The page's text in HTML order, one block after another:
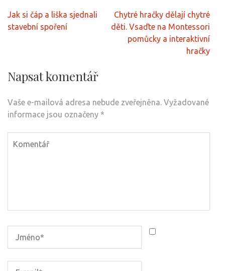
Navigace
pro
Jak si čáp a liška sjednali
stavební spoření
Chytré hračky dělají chytré
děti. Vsaďte na Montessori
pomůcky a interaktivní
hračky
Napsat komentář
Vaše e-mailová adresa nebude zveřejněna. Vyžadované
informace jsou označeny *